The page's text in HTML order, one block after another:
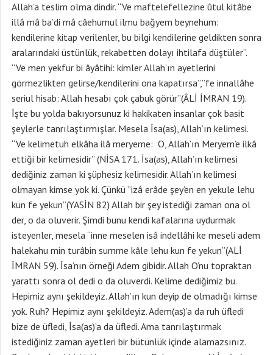
Allah’a teslim olma dindir. “Ve maftelefellezine ûtul kitâbe
illâ mâ ba’di mâ câehumul ilmu bağyem beynehum:
kendilerine kitap verilenler, bu bilgi kendilerine geldikten sonra
aralarındaki üstünlük, rekabetten dolayı ihtilafa düştüler”.
“Ve men yekfur bi âyâtihi: kimler Allah’ın ayetlerini
görmezlikten gelirse/kendilerini ona kapatırsa”,”fe innallâhe
seriul hisab: Allah hesabı çok çabuk görür”(ÂLİ İMRAN 19).
İşte bu yolda bakıyorsunuz ki hakikaten insanlar çok basit
şeylerle tanrılaştırmışlar. Mesela İsa(as), Allah’ın kelimesi.
“Ve kelimetuh elkâha ilâ meryeme: O, Allah’ın Meryem’e ilkâ
ettiği bir kelimesidir” (NİSA 171. İsa(as), Allah’ın kelimesi
dediğiniz zaman ki şüphesiz kelimesidir. Allah’ın kelimesi
olmayan kimse yok ki. Çünkü “izâ erâde şey’en en yekule lehu
kun fe yekun”(YASİN 82) Allah bir şey istediği zaman ona ol
der, o da oluverir. Şimdi bunu kendi kafalarına uydurmak
isteyenler, mesela “inne meselen isâ indellâhi ke meseli adem
halekahu min turâbin summe kâle lehu kun fe yekun”(ALİ
İMRAN 59). İsa’nın örneği Adem gibidir. Allah O’nu topraktan
yarattı sonra ol dedi o da oluverdi. Kelime dediğimiz bu.
Hepimiz aynı şekildeyiz. Allah’ın kun deyip de olmadığı kimse
yok. Ruh? Hepimiz aynı şekildeyiz. Adem(as)’a da ruh üfledi
bize de üfledi, İsa(as)’a da üfledi. Ama tanrılaştırmak
istediğiniz zaman ayetleri bir bütünlük içinde alamazsınız.